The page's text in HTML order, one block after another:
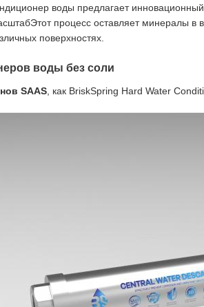
воды предлагает
процесс оставляет минералы в
поверхностях.
воды без соли
SAAS, как BriskSpring Hard Water